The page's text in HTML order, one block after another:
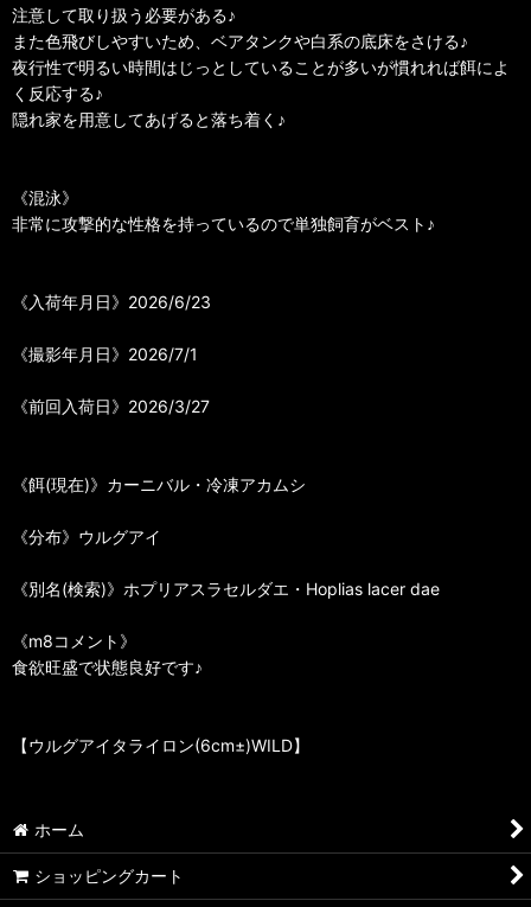
注意して取り扱う必要がある♪
また色飛びしやすいため、ベアタンクや白系の底床をさける♪
夜行性で明るい時間はじっとしていることが多いが慣れれば餌によ
く反応する♪
隠れ家を用意してあげると落ち着く♪
《混泳》
非常に攻撃的な性格を持っているので単独飼育がベスト♪
《入荷年月日》2026/6/23
《撮影年月日》2026/7/1
《前回入荷日》2026/3/27
《餌(現在)》カーニバル・冷凍アカムシ
《分布》ウルグアイ
《別名(検索)》ホプリアスラセルダエ・Hoplias lacer dae
《m8コメント》
食欲旺盛で状態良好です♪
【ウルグアイタライロン(6cm±)WILD】
ホーム
ショッピングカート